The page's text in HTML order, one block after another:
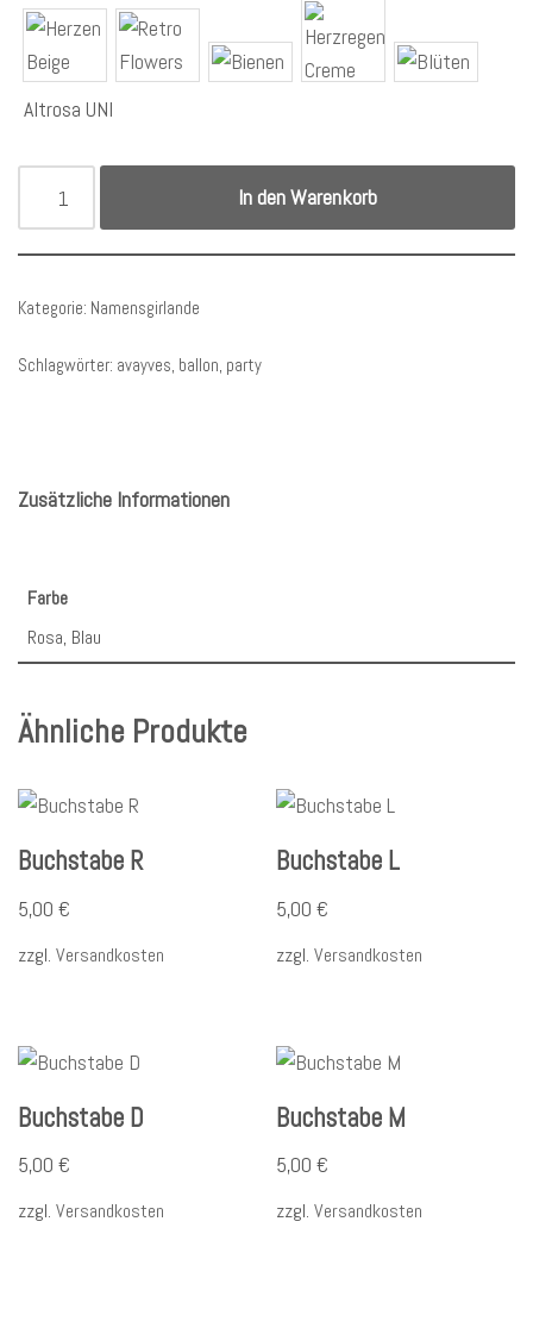
Altrosa UNI
In den Warenkorb
Kategorie: Namensgirlande
Schlagwörter: avayves, ballon, party
Zusätzliche Informationen
Farbe
Rosa, Blau
Ähnliche Produkte
Buchstabe R
5,00 €
zzgl. Versandkosten
Buchstabe L
5,00€
zzgl.Versandkosten
Buchstabe D
5,00 €
zzgl. Versandkosten
Buchstabe M
5,00€
zzgl.Versandkosten